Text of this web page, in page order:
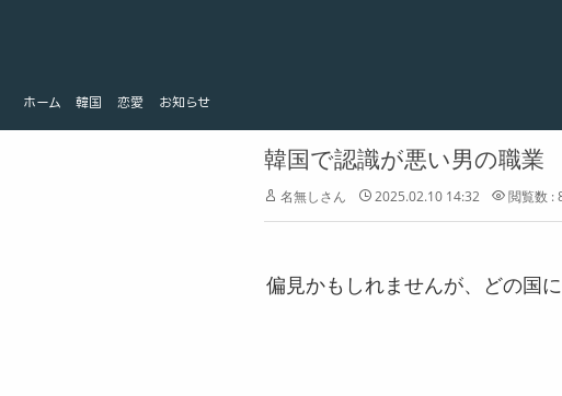
ホーム 韓国 恋愛 お知らせ
韓国で認識が悪い男の職業
名無しさん 2025.02.10 14:32 閲覧数 :
偏見かもしれませんが、どの国